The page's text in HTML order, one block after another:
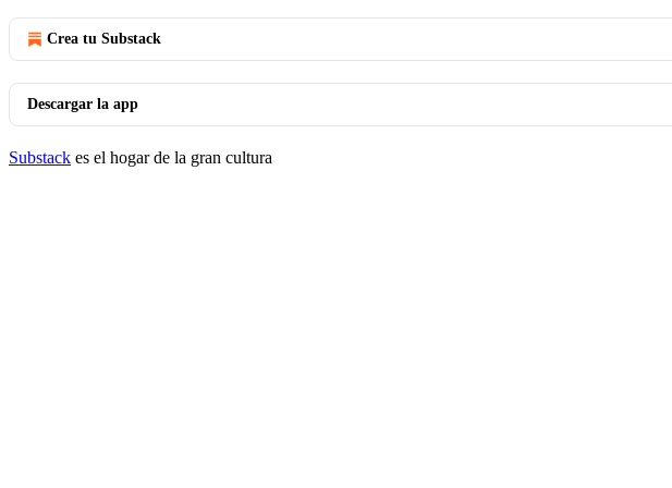
Crea tu Substack
Descargar la app
Substack es el hogar de la gran cultura